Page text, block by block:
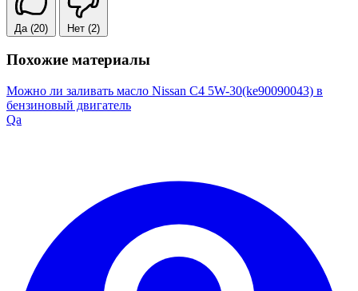
Да (20) Нет (2)
Похожие материалы
Можно ли заливать масло Nissan C4 5W-30(ke90090043) в
бензиновый двигатель
Qa